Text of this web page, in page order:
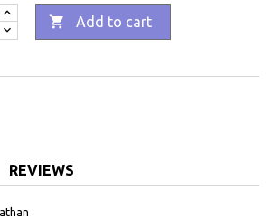
 Add to cart
REVIEWS